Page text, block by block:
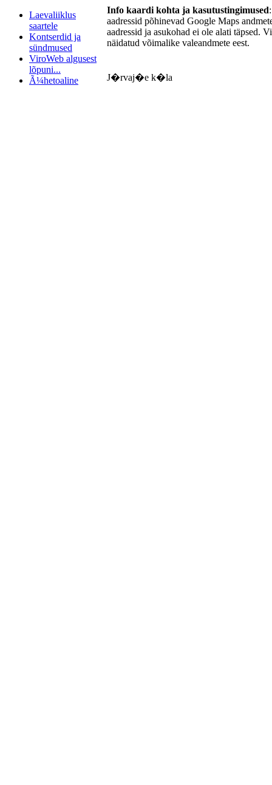
Laevaliiklus
saartele
Kontserdid ja
sündmused
ViroWeb algusest
lõpuni...
Ã¼hetoaline
Info kaardi kohta ja kasutustingimused
aadressid põhinevad Google Maps
aadressid ja asukohad ei ole alati täpsed.
näidatud võimalike valeandmete eest.
J�rvaj�e k�la